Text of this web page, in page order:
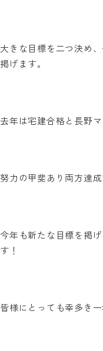
大きな目標を二つ決め
掲げます。
去年は宅建合格と長野
努力の甲斐あり両方達
今年も新たな目標を掲
す！
皆様にとっても幸多き